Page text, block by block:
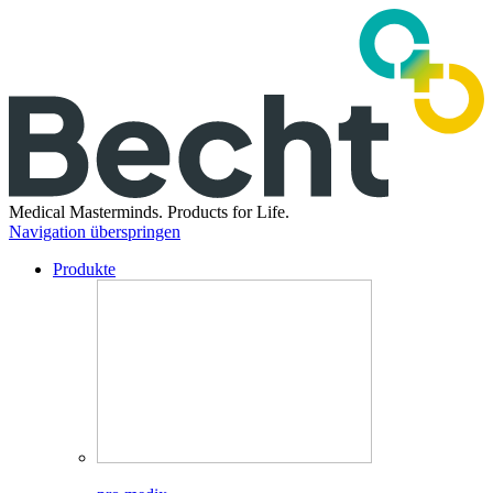
Medical Masterminds. Products for Life.
Navigation überspringen
Produkte